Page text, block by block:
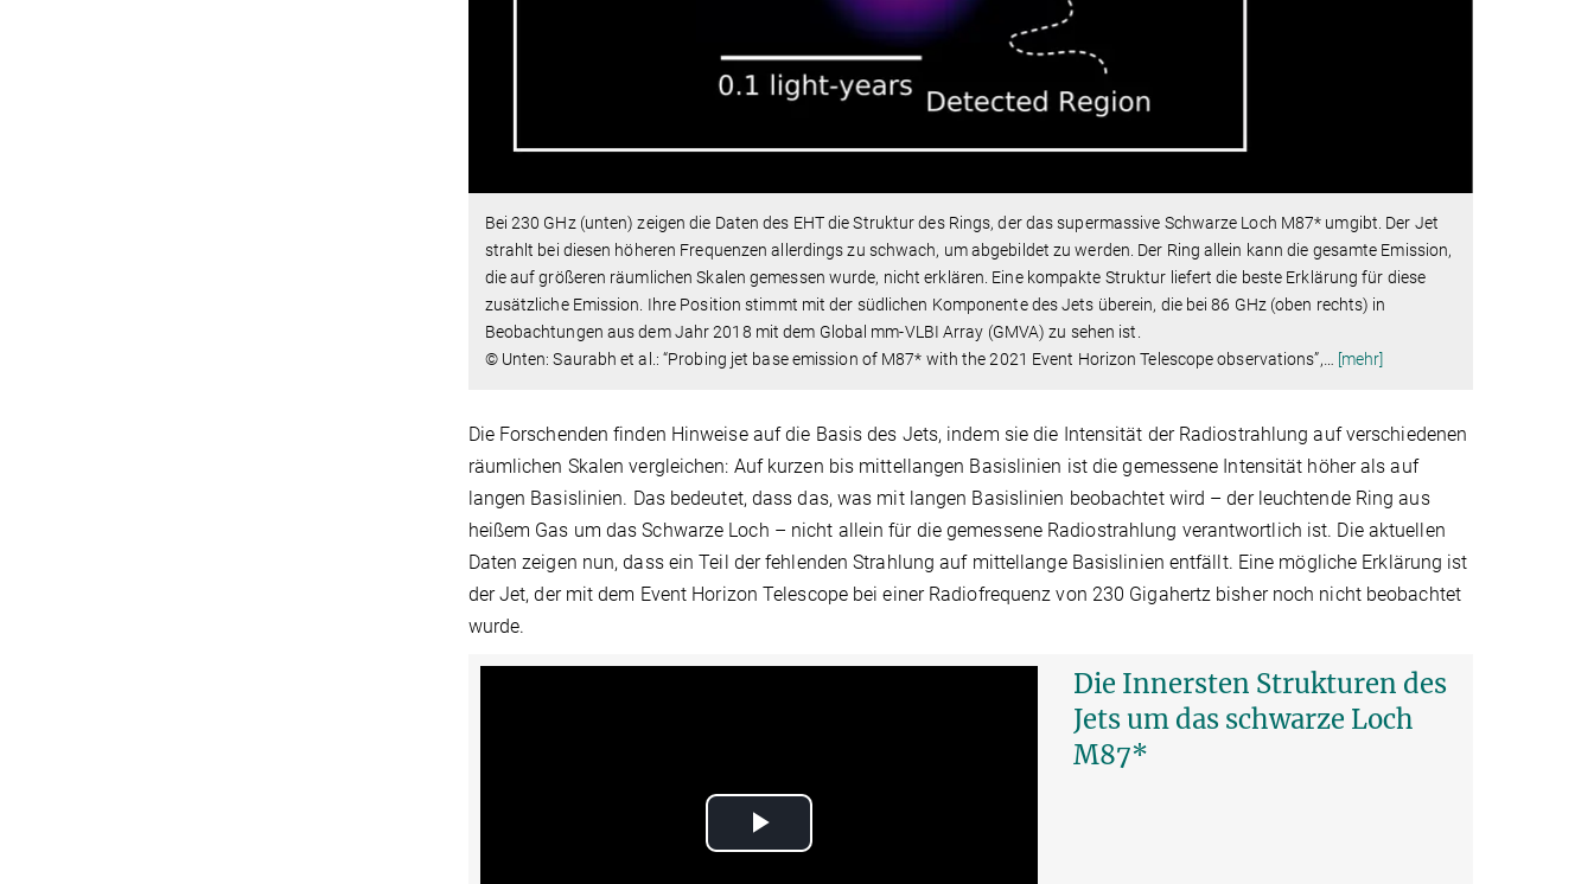
Bei 230 GHz (unten) zeigen die Daten des EHT die Struktur des Rings, der das supermassive Schwarze Loch M87* umgibt. Der Jet
strahlt bei diesen höheren Frequenzen allerdings zu schwach, um abgebildet zu werden. Der Ring allein kann die gesamte Emission,
die auf größeren räumlichen Skalen gemessen wurde, nicht erklären. Eine kompakte Struktur liefert die beste Erklärung für diese
zusätzliche Emission. Ihre Position stimmt mit der südlichen Komponente des Jets überein, die bei 86 GHz (oben rechts) in
Beobachtungen aus dem Jahr 2018 mit dem Global mm-VLBI Array (GMVA) zu sehen ist.
© Unten: Saurabh et al.: “Probing jet base emission of M87* with the 2021 Event Horizon Telescope observations”,… [mehr]
Die Forschenden finden Hinweise auf die Basis des Jets, indem sie die Intensität der Radiostrahlung auf verschiedenen
räumlichen Skalen vergleichen: Auf kurzen bis mittellangen Basislinien ist die gemessene Intensität höher als auf
langen Basislinien. Das bedeutet, dass das, was mit langen Basislinien beobachtet wird – der leuchtende Ring aus
heißem Gas um das Schwarze Loch – nicht allein für die gemessene Radiostrahlung verantwortlich ist. Die aktuellen
Daten zeigen nun, dass ein Teil der fehlenden Strahlung auf mittellange Basislinien entfällt. Eine mögliche Erklärung ist
der Jet, der mit dem Event Horizon Telescope bei einer Radiofrequenz von 230 Gigahertz bisher noch nicht beobachtet
wurde.
Play
Die Innersten Strukturen des
Jets um das schwarze Loch
M87*